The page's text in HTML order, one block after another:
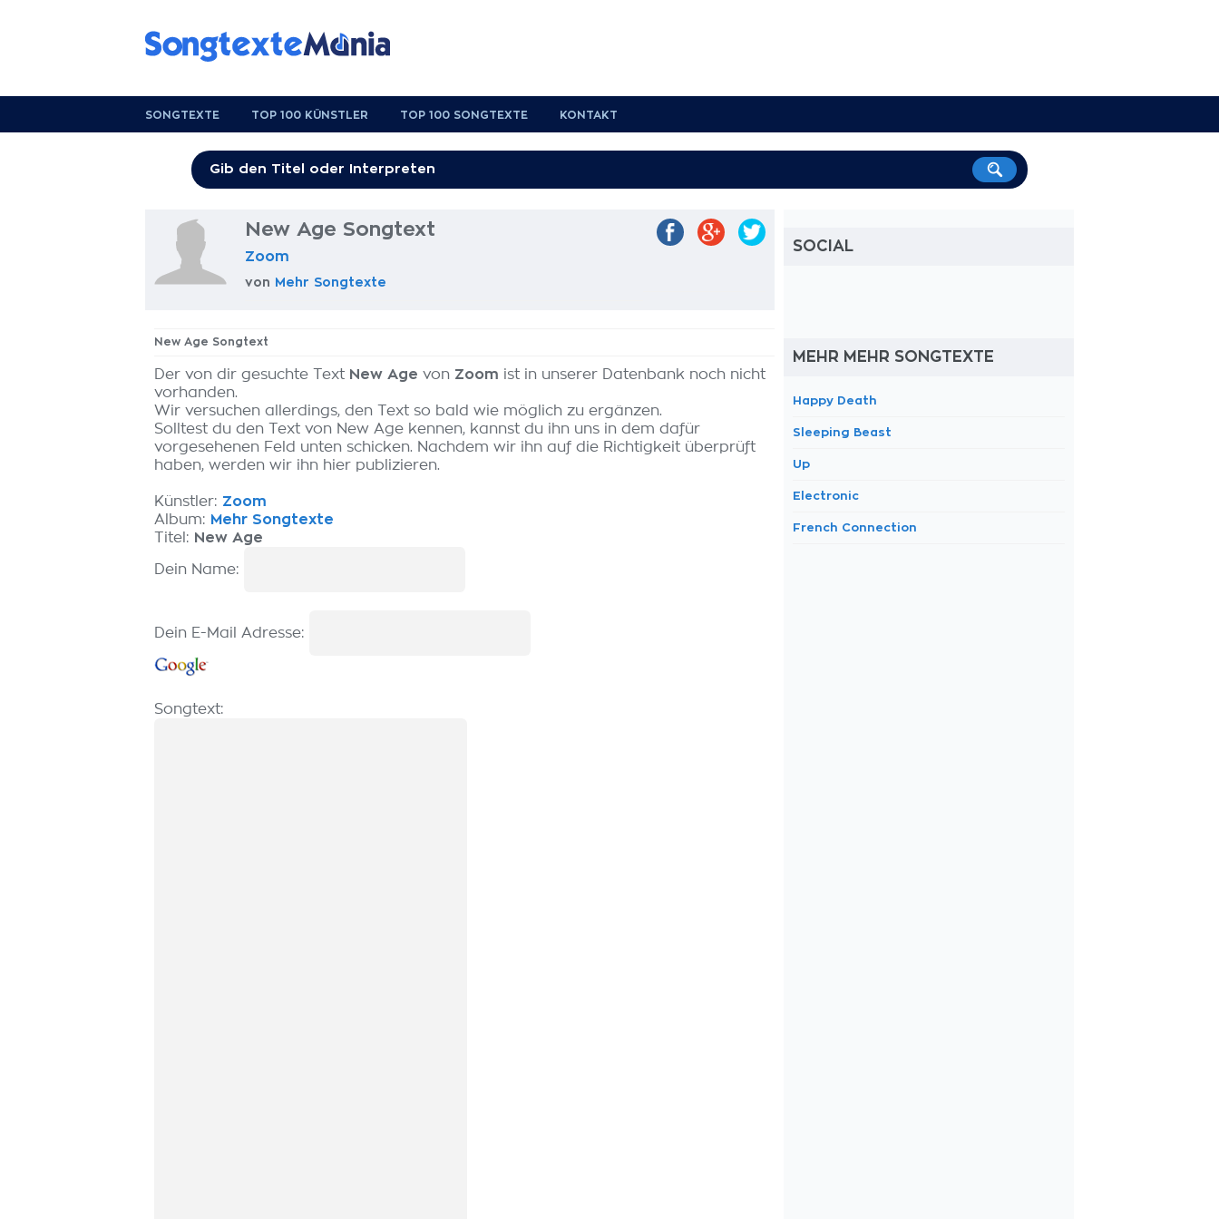
SONGTEXTE TOP 100 KÜNSTLER TOP 100 SONGTEXTE KONTAKT
New Age Songtext
Zoom
von Mehr Songtexte
New Age Songtext
Der von dir gesuchte Text New Age von Zoom ist in unserer Datenbank noch nicht
vorhanden.
Wir versuchen allerdings, den Text so bald wie möglich zu ergänzen.
Solltest du den Text von New Age kennen, kannst du ihn uns in dem dafür
vorgesehenen Feld unten schicken. Nachdem wir ihn auf die Richtigkeit überprüft
haben, werden wir ihn hier publizieren.
Künstler: Zoom
Album: Mehr Songtexte
Titel: New Age
Dein Name:
Dein E-Mail Adresse:
Songtext:
SOCIAL
MEHR MEHR SONGTEXTE
Happy Death
Sleeping Beast
Up
Electronic
French Connection